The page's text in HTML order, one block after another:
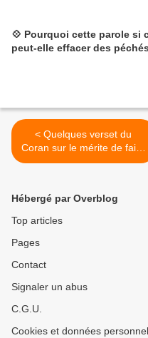
💠 Pourquoi cette parole si
peut-elle effacer des
< Quelques verset du
Coran sur le mérite de faire
l'aumône..
Hébergé par Overblog
Top articles
Pages
Contact
Signaler un abus
C.G.U.
Cookies et données